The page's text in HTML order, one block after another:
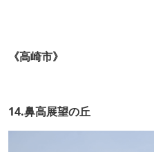
《高崎市》
14.鼻高展望の丘